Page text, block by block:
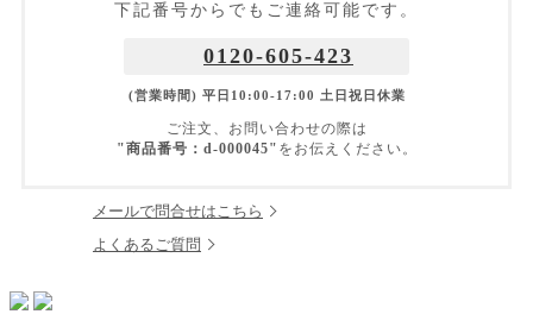
下記番号からでもご連絡可能です。
0120-605-423
(営業時間) 平日10:00-17:00 土日祝日休業
ご注文、お問い合わせの際は
"商品番号：d-000045" をお伝えください。
メールで問合せはこちら
よくあるご質問